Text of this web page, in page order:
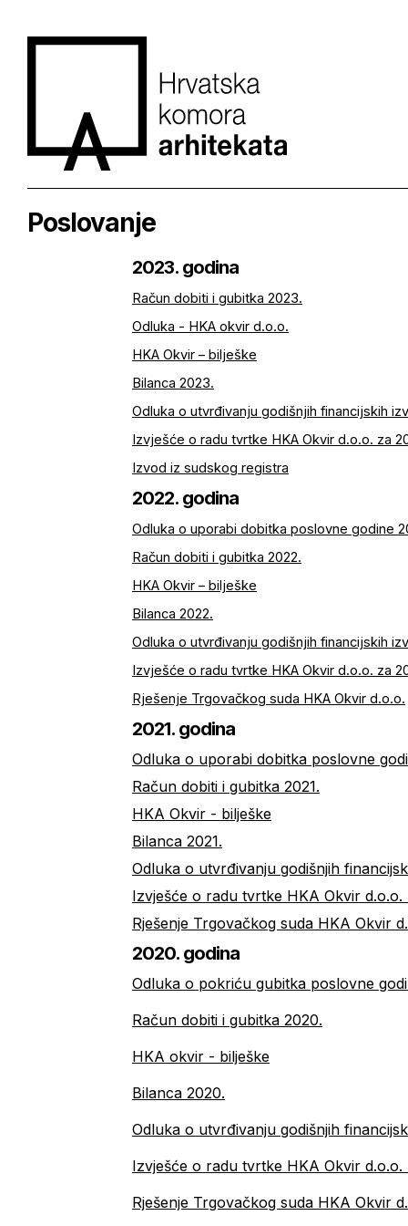
Poslovanje
2023. godina
Račun dobiti i gubitka 2023.
Odluka - HKA okvir d.o.o.
HKA Okvir – bilješke
Bilanca 2023.
Odluka o utvrđivanju godišnjih financijskih
Izvješće o radu tvrtke HKA Okvir d.o.o. za
Izvod iz sudskog registra
2022. godina
Odluka o uporabi dobitka poslovne godine
Račun dobiti i gubitka 2022.
HKA Okvir – bilješke
Bilanca 2022.
Odluka o utvrđivanju godišnjih financijskih
Izvješće o radu tvrtke HKA Okvir d.o.o. za
Rješenje Trgovačkog suda HKA Okvir d.o.o.
2021. godina
Odluka o uporabi dobitka poslovne
Račun dobiti i gubitka 2021.
HKA Okvir - bilješke
Bilanca 2021.
Odluka o utvrđivanju godišnjih
Izvješće o radu tvrtke HKA Okvir d.o.o.
Rješenje Trgovačkog suda HKA Okvir
2020. godina
Odluka o pokriću gubitka poslovne
Račun dobiti i gubitka 2020.
HKA okvir - bilješke
Bilanca 2020.
Odluka o utvrđivanju godišnjih
Izvješće o radu tvrtke HKA Okvir d.o.o.
Rješenje Trgovačkog suda HKA Okvir